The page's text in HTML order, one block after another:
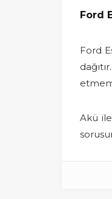
Ford
Ford
Akü